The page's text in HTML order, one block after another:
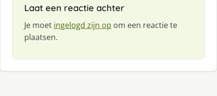
Laat een reactie achter
Je moet ingelogd zijn op om een reactie te
plaatsen.